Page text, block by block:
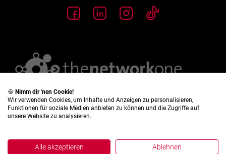
🍪 Nimm dir 'nen Cookie!
Wir verwenden Cookies, um Inhalte und Anzeigen zu personalisieren,
Funktionen für soziale Medien anbieten zu können und die Zugriffe auf
unsere Website zu analysieren.
Alle akzeptieren Ablehnen